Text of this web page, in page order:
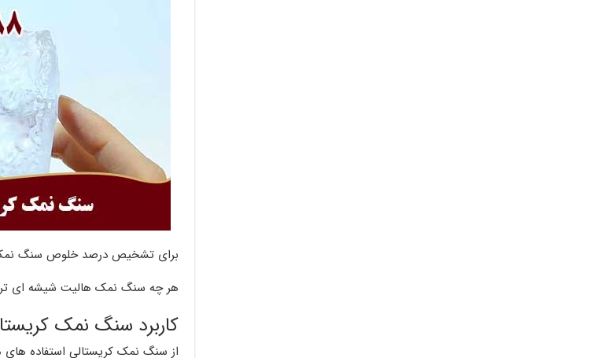
برای تشخیص درصد خلوص سنگ نمک
هر چه سنگ نمک هالیت شیشه ای تر
کاربرد سنگ نمک
از سنگ نمک کریستالی استفاده های